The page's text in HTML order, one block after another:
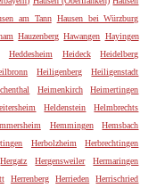
am Tann Hausen bei Würzburg
Hauzenberg Hawangen Hayingen
Heddesheim Heideck
Heidelberg
Heiligenberg
Heiligenstadt
Heimenkirch
Heimertingen
Heldenstein
Helmbrechts
Hemmingen
Hemsbach
Herbolzheim
Herbrechtingen
Hergatz Hergensweiler
Hermaringen
Herrenberg Herrieden
Herrischried